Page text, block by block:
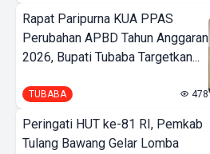
Rapat Paripurna KUA PPAS
Perubahan APBD Tahun Anggaran
2026, Bupati Tubaba Targetkan...
TUBABA 478
Peringati HUT ke-81 RI, Pemkab
Tulang Bawang Gelar Lomba